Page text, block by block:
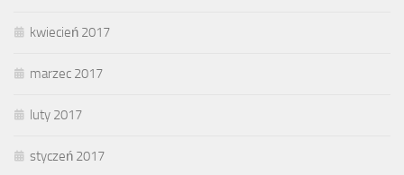
kwiecień 2017
marzec 2017
luty 2017
styczeń 2017